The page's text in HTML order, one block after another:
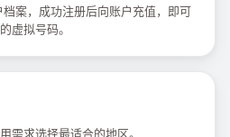
案，成功注册后向账户充值，即可
虚拟号码。
需求选择最适合的地区。